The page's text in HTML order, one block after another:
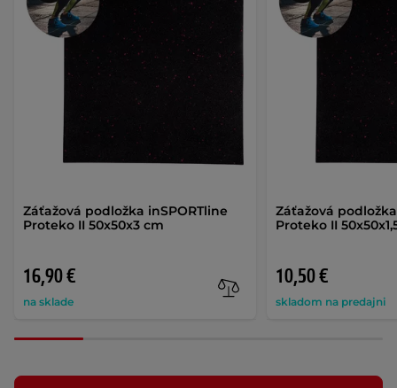
Záťažová podložka inSPORTline
Proteko II 50x50x3 cm
16,90 €
na sklade
Záťažová
Proteko II
10,50 €
skladom na predajni